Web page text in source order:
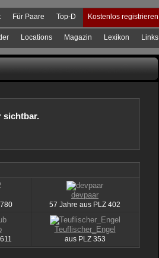
Kostenlos registrieren
Top-D
Für Paare
Links
Lexikon
Magazin
Locations
sichtbar.
devpaar
57 Jahre aus PLZ 402
611
Teuflischer_Engel
aus PLZ353